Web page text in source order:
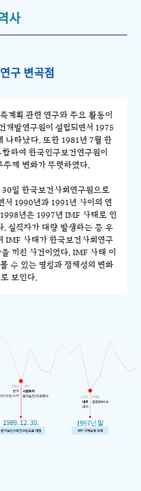
사
구 변곡점
계획 관련 연구와 주요 활동이
개발연구원이 설립되면서 1975
나타났다. 또한 1981년 7월 한
하여 한국인구보건연구원이
제 변화가 뚜렷하였다.
일 한국보건사회연구원으로
서 1990년과 1991년 사이의 연
년은 1997년 IMF 사태로 인
. 실직자가 대량 발생하는 등 우
IMF 사태가 한국보건사회연구
끼친 사건이었다. IMF 사태 이
수 있는 명칭과 정체성의 변화
보인다.